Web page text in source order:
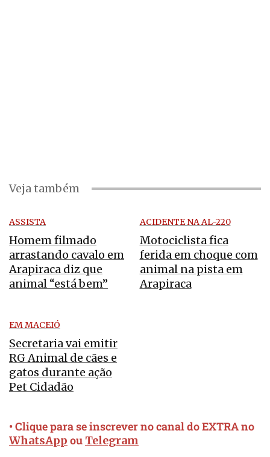
Veja também
ASSISTA
Homem filmado
arrastando cavalo em
Arapiraca diz que
animal “está bem”
ACIDENTE NA AL-220
Motociclista fica
ferida em choque com
animal na pista em
Arapiraca
EM MACEIÓ
Secretaria vai emitir
RG Animal de cães e
gatos durante ação
Pet Cidadão
• Clique para se inscrever no canal do EXTRA no
WhatsApp ou Telegram